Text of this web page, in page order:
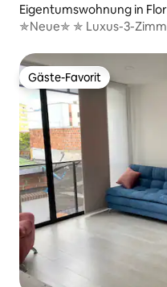
Eigentumswohnung in
✯Neue✯ ✯ Luxus-3-
Gäste-Favorit
Gäste-Favorit